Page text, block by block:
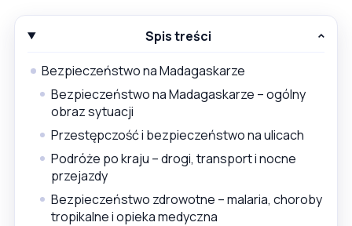
Spis treści
Bezpieczeństwo na Madagaskarze
Bezpieczeństwo na Madagaskarze – ogólny
obraz sytuacji
Przestępczość i bezpieczeństwo na ulicach
Podróże po kraju – drogi, transport i nocne
przejazdy
Bezpieczeństwo zdrowotne – malaria, choroby
tropikalne i opieka medyczna